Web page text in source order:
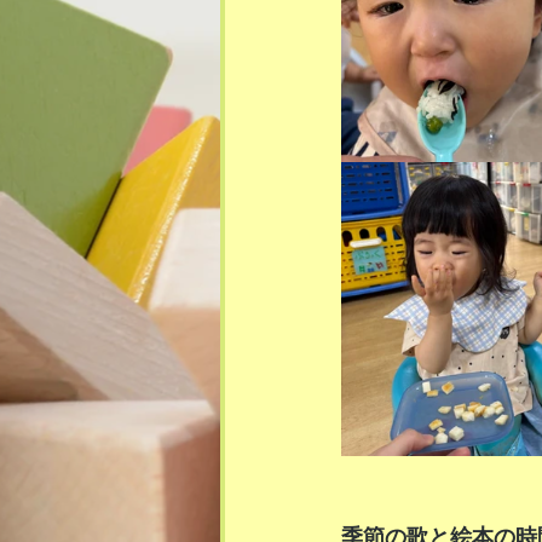
季節の歌と絵本の時